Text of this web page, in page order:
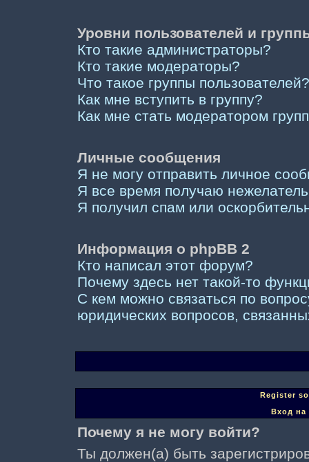
Уровни пользователей и
Кто такие администраторы?
Кто такие модераторы?
Что такое группы пользователей?
Как мне вступить в группу?
Как мне стать модератором
Личные сообщения
Я не могу отправить личное
Я все время получаю
Я получил спам или
Информация о phpBB 2
Кто написал этот форум?
Почему здесь нет такой-то
С кем можно связаться по
юридических вопросов,
Register
Вход на
Почему я не могу войти?
Ты должен(а) быть